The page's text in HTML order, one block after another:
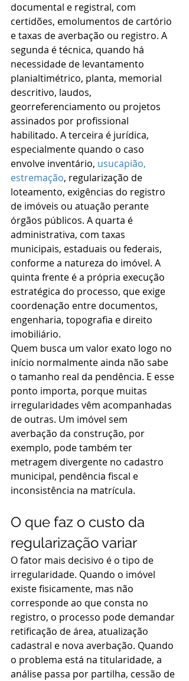
documental e registral, com
certidões, emolumentos de cartório
e taxas de averbação ou registro. A
segunda é técnica, quando há
necessidade de levantamento
planialtimétrico, planta, memorial
descritivo, laudos,
georreferenciamento ou projetos
assinados por profissional
habilitado. A terceira é jurídica,
especialmente quando o caso
envolve inventário, usucapião,
estremação, regularização de
loteamento, exigências do registro
de imóveis ou atuação perante
órgãos públicos. A quarta é
administrativa, com taxas
municipais, estaduais ou federais,
conforme a natureza do imóvel. A
quinta frente é a própria execução
estratégica do processo, que exige
coordenação entre documentos,
engenharia, topografia e direito
imobiliário.
Quem busca um valor exato logo no
início normalmente ainda não sabe
o tamanho real da pendência. E esse
ponto importa, porque muitas
irregularidades vêm acompanhadas
de outras. Um imóvel sem
averbação da construção, por
exemplo, pode também ter
metragem divergente no cadastro
municipal, pendência fiscal e
inconsistência na matrícula.
O que faz o custo da
regularização variar
O fator mais decisivo é o tipo de
irregularidade. Quando o imóvel
existe fisicamente, mas não
corresponde ao que consta no
registro, o processo pode demandar
retificação de área, atualização
cadastral e nova averbação. Quando
o problema está na titularidade, a
análise passa por partilha, cessão de